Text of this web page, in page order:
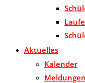
Aktuelles
Kalender
Meldungen